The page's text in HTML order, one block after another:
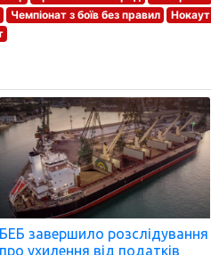
Чемпіонат з боїв без правил Нокаут
БЕБ завершило розслідування
про ухилення від податків